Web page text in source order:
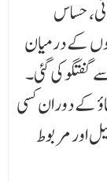
حساس
کے درمیان
کی گئی۔
کے دوران کسی
اور مربوط